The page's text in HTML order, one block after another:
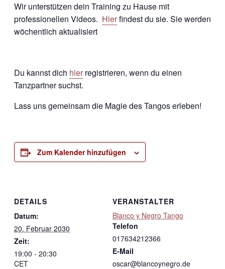
Wir unterstützen dein Training zu Hause mit
professionellen Videos. Hierfindest du sie. Sie werden
wöchentlich aktualisiert
Du kannst dich hier registrieren, wenn du einen
Tanzpartner suchst.
Lass uns gemeinsam die Magie des Tangos erleben!
Zum Kalender hinzufügen
DETAILS
Datum:
20. Februar 2030
Zeit:
19:00 - 20:30
CET
VERANSTALTER
Blanco y Negro Tango
Telefon
017634212366
E-Mail
oscar@blancoynegro.de